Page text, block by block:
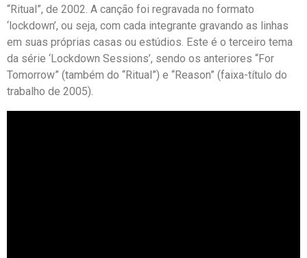
“Ritual”, de 2002. A canção foi regravada no formato
‘lockdown’, ou seja, com cada integrante gravando as linhas
em suas próprias casas ou estúdios. Este é o terceiro tema
da série ‘Lockdown Sessions’, sendo os anteriores “For
Tomorrow” (também do “Ritual”) e “Reason” (faixa-título do
trabalho de 2005).